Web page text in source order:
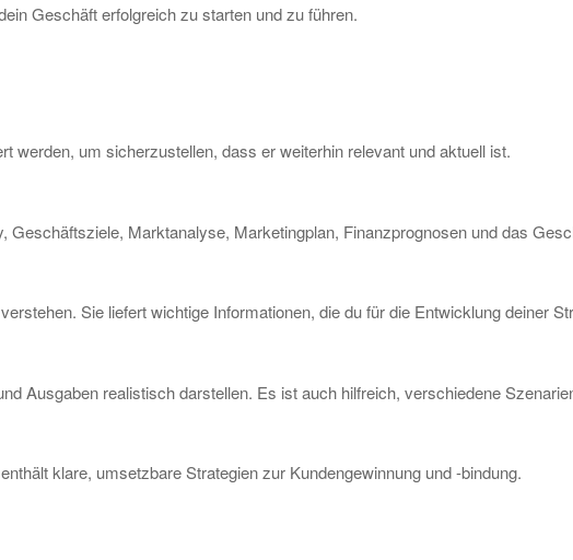
Geschäft erfolgreich zu starten und zu führen.
werden, um sicherzustellen, dass er weiterhin relevant und aktuell ist.
Marktanalyse, Marketingplan, Finanzprognosen und das
Sie liefert wichtige Informationen, die du für die Entwicklung deiner
Ausgaben realistisch darstellen. Es ist auch hilfreich, verschiedene
klare, umsetzbare Strategien zur Kundengewinnung und -bindung.